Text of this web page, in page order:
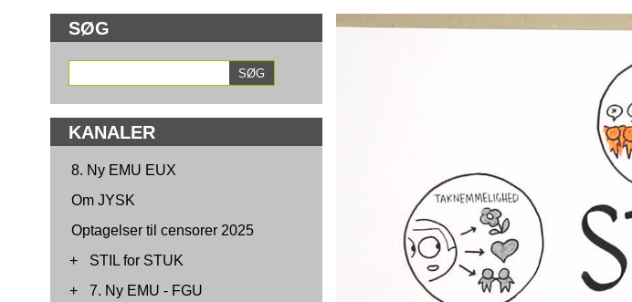
SØG
KANALER
8. Ny EMU EUX
Om JYSK
Optagelser til censorer 2025
+
STIL for STUK
+
7. Ny EMU - FGU